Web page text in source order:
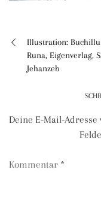
Illustration:
Runa, Eigenverlag,
Jehanzeb
Deine E-Mail-
Kommentar *